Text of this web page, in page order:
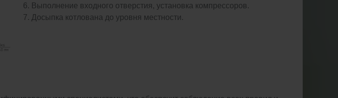
Выполнение входного отверстия, установка компрессоров.
Досыпка котлована до уровня местности.